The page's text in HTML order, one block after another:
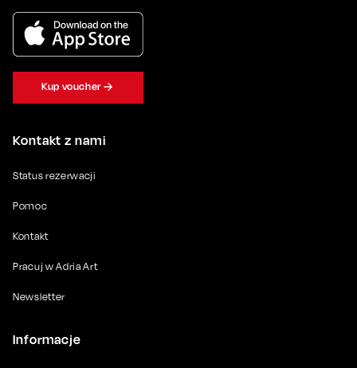
Kontakt z nami
Status rezerwacji
Pomoc
Kontakt
Pracuj w Adria Art
Newsletter
Informacje
Kup voucher